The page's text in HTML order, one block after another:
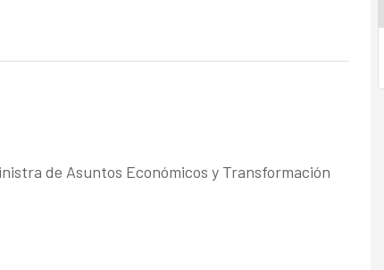
de Asuntos Económicos y Transformación